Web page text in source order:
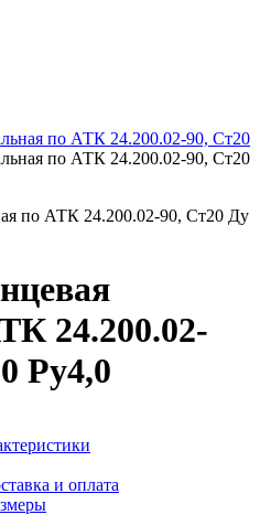
по АТК 24.200.02-90, Ст20
по АТК 24.200.02-90, Ст20
24.200.02-
Ру4,0
и оплата